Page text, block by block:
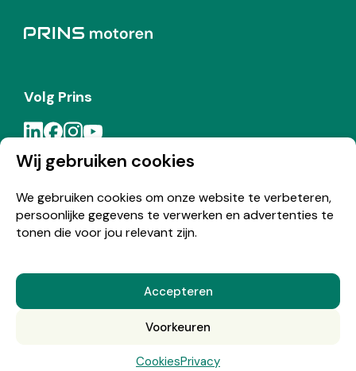
Wij gebruiken cookies
We gebruiken cookies om onze website te verbeteren,
persoonlijke gegevens te verwerken en advertenties te
tonen die voor jou relevant zijn.
Accepteren
Voorkeuren
CookiesPrivacy
Volg Prins
Meld je aan voor de Prins nieuwsbrief
© Copyright 2026 Prins